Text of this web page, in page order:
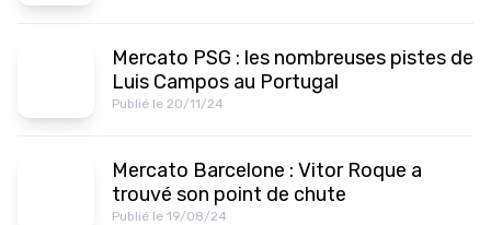
Mercato PSG : les nombreuses pistes de
Luis Campos au Portugal
Publié le 20/11/24
Mercato Barcelone : Vitor Roque a
trouvé son point de chute
Publié le 19/08/24